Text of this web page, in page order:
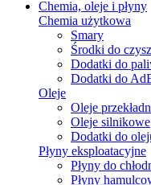
Chemia, oleje i płyny
Chemia użytkowa
Smary
Środki do
Dodatki do
Dodatki do
Oleje
Oleje
Oleje silnikowe
Dodatki do
Płyny eksploatacyjne
Płyny do
Płyny